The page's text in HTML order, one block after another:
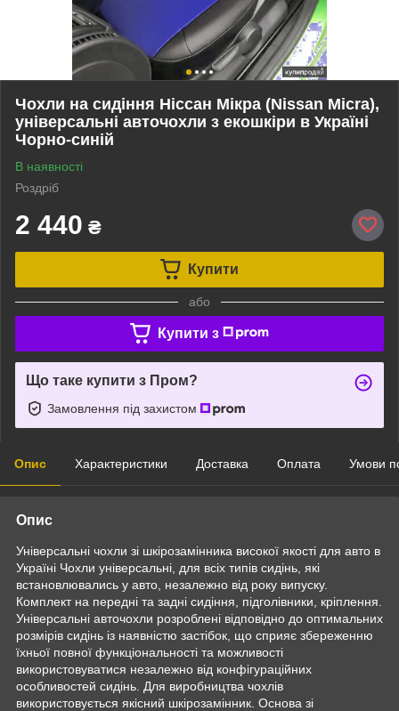
Чохли на сидіння Ніссан Мікра (Nissan Micra),
універсальні авточохли з екошкіри в Україні
Чорно-синій
В наявності
Роздріб
2 440 ₴
Купити
або
Купити з
Що таке купити з Пром?
Замовлення під захистом
Опис Характеристики Доставка Оплата Умови
Опис
Універсальні чохли зі шкірозамінника високої якості для авто в
Україні Чохли універсальні, для всіх типів сидінь, які
встановлювались у авто, незалежно від року випуску.
Комплект на передні та задні сидіння, підголівники, кріплення.
Універсальні авточохли розроблені відповідно до оптимальних
розмірів сидінь із наявністю застібок, що сприяє збереженню
їхньої повної функціональності та можливості
використовуватися незалежно від конфігураційних
особливостей сидінь. Для виробництва чохлів
використовується якісний шкірозамінник. Основа зі